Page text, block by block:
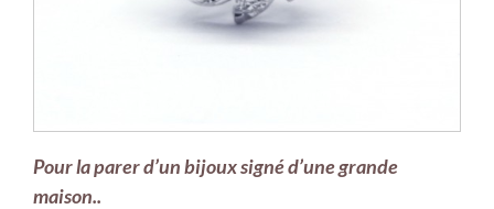
Pour la parer d’un bijoux signé d’une grande
maison..